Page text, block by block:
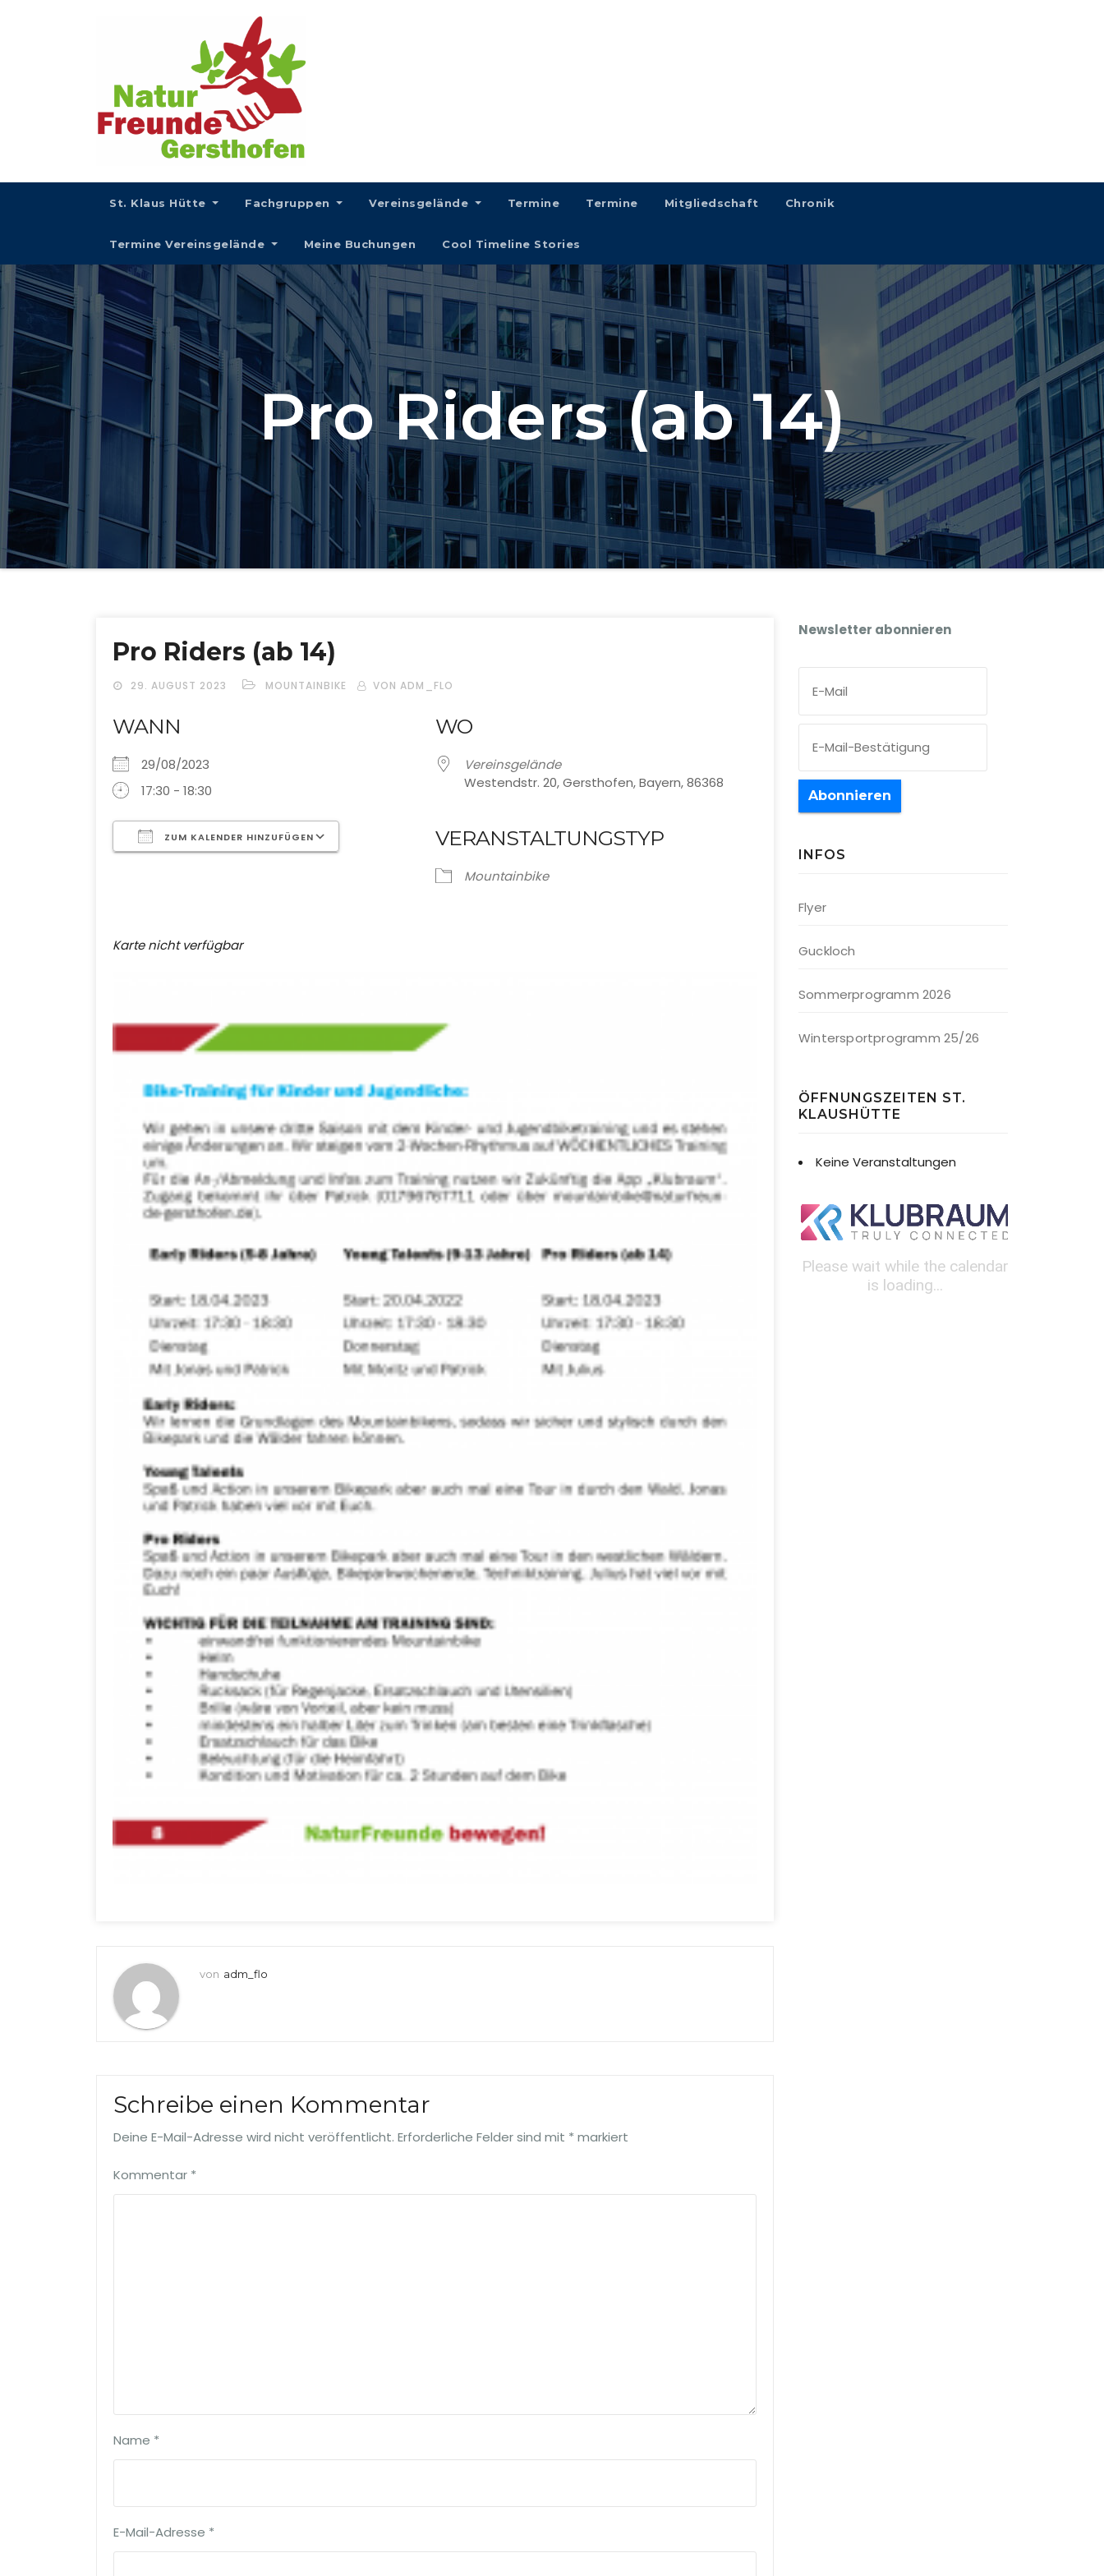
St. Klaus Hütte Fachgruppen Vereinsgelände Termine Termine Mitgliedschaft Chronik
Termine Vereinsgelände Meine Buchungen Cool Timeline Stories
Pro Riders (ab 14)
Pro Riders (ab 14)
29. AUGUST 2023 MOUNTAINBIKE VON ADM_FLO
WANN
29/08/2023
17:30 - 18:30
ZUM KALENDER HINZUFÜGEN
Google Kalender
WO
Vereinsgelände
Westendstr. 20, Gersthofen, Bayern, 86368
VERANSTALTUNGSTYP
Mountainbike
Karte nicht verfügbar
von adm_flo
Schreibe einen Kommentar
Deine E-Mail-Adresse wird nicht veröffentlicht. Erforderliche Felder sind mit * markiert
Kommentar *
Name *
E-Mail-Adresse *
Newsletter abonnieren
Abonnieren
INFOS
Flyer
Guckloch
Sommerprogramm 2026
Wintersportprogramm 25/26
ÖFFNUNGSZEITEN ST.
KLAUSHÜTTE
Keine Veranstaltungen